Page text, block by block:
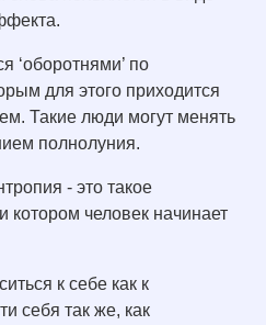
‘оборотнями’ по
для этого приходится
Такие люди могут менять
полнолуния.
- это такое
котором человек начинает
к себе как к
себя так же, как